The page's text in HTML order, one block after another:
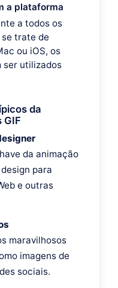
a plataforma
a todos os
trate de
ou iOS, os
ser utilizados
da
GIF
da animação
para
e outras
maravilhosos
imagens de
sociais.